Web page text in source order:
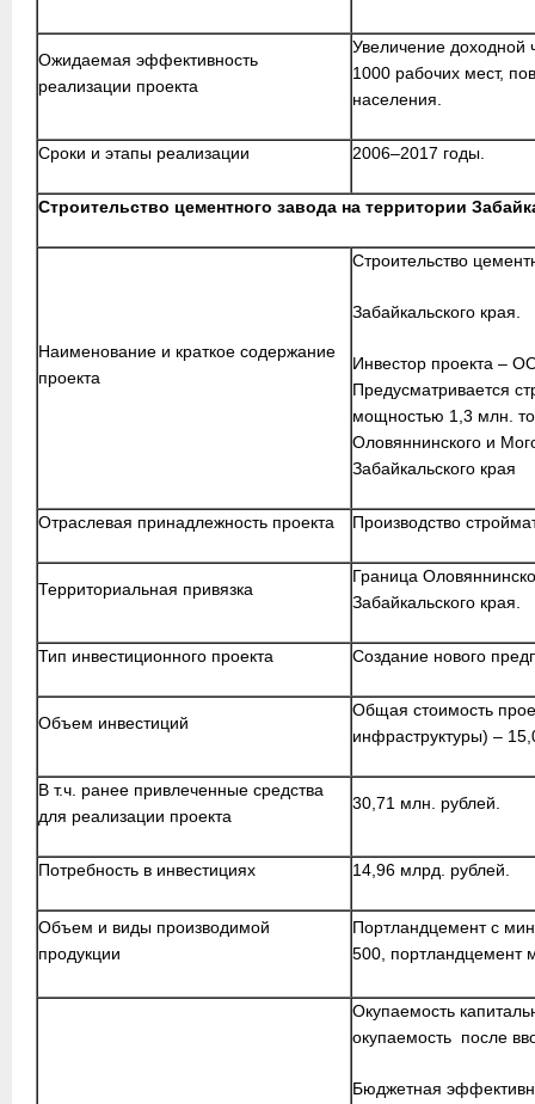
Ожидаемая эффективность
реализации проекта
Увеличение доходной
1000 рабочих мест,
населения.
Сроки и этапы реализации 2006–2017 годы.
Строительство цементного завода на территории
Наименование и краткое содержание
проекта
Строительство
Забайкальского края.
Инвестор проекта –
Предусматривается
мощностью 1,3 млн.
Оловяннинского и
Забайкальского края
Отраслевая принадлежность проекта Производство
Территориальная привязка
Граница
Забайкальского края.
Тип инвестиционного проекта Создание нового
Объем инвестиций
Общая стоимость
инфраструктуры) –
В т.ч. ранее привлеченные средства
для реализации проекта
30,71 млн. рублей.
Потребность в инвестициях 14,96 млрд. рублей.
Объем и виды производимой
продукции
Портландцемент с
500, портландцемент
Окупаемость
окупаемость после
Бюджетная